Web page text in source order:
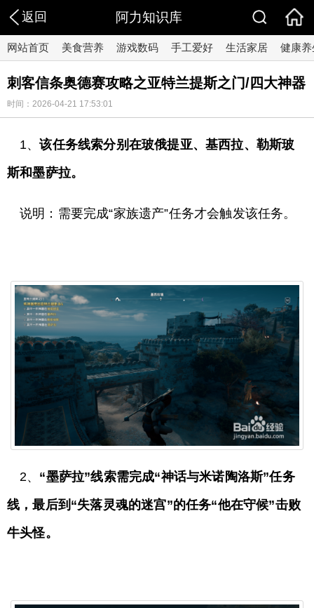
返回 阿力知识库
网站首页 美食营养 游戏数码 手工爱好 生活家居 健康养
刺客信条奥德赛攻略之亚特兰提斯之门/四大神器
时间：2026-04-21 17:53:01
1、该任务线索分别在玻俄提亚、基西拉、勒斯玻
斯和墨萨拉。
说明：需要完成“家族遗产”任务才会触发该任务。
2、 “墨萨拉”线索需完成“神话与米诺陶洛斯”任务
线，最后到“失落灵魂的迷宫”的任务“他在守候”击败
牛头怪。